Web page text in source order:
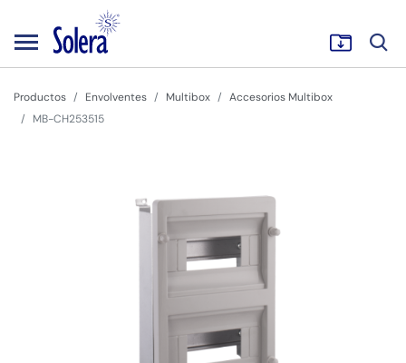
Productos Envolventes Multibox
Accesorios Multibox
MB-CH253515